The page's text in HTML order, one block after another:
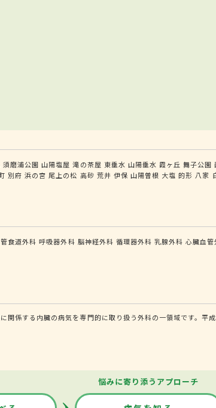
須磨浦公園 山陽塩屋 滝の茶屋 東垂水 山陽垂水 霞ヶ丘 舞子公園
別府 浜の宮 尾上の松 高砂 荒井 伊保 山陽曽根 大塩 的形 八家
食道外科 呼吸器外科 脳神経外科 循環器外科 乳腺外科 心臓血管
関係する内臓の病気を専門的に取り扱う外科の一領域です。平
悩みに寄り添うアプローチ